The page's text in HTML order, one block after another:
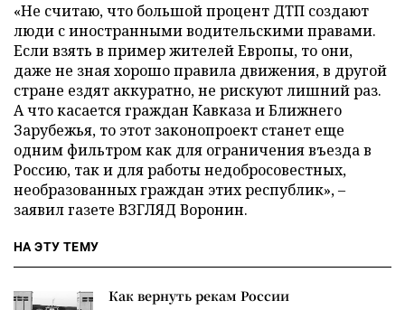
«Не считаю, что большой процент ДТП создают
люди с иностранными водительскими правами.
Если взять в пример жителей Европы, то они,
даже не зная хорошо правила движения, в другой
стране ездят аккуратно, не рискуют лишний раз.
А что касается граждан Кавказа и Ближнего
Зарубежья, то этот законопроект станет еще
одним фильтром как для ограничения въезда в
Россию, так и для работы недобросовестных,
необразованных граждан этих республик», –
заявил газете ВЗГЛЯД Воронин.
НА ЭТУ ТЕМУ
Как вернуть рекам России